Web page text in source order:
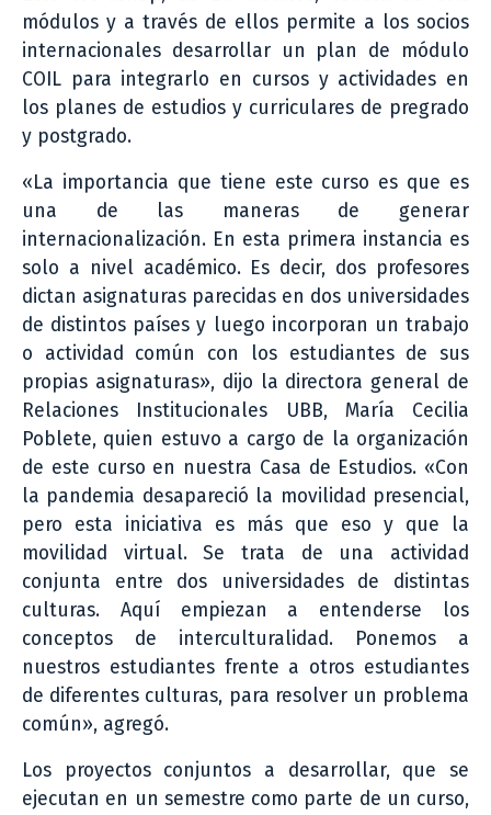
módulos y a través de ellos permite a los socios
internacionales desarrollar un plan de módulo
COIL para integrarlo en cursos y actividades en
los planes de estudios y curriculares de pregrado
y postgrado.
«La importancia que tiene este curso es que es
una de las maneras de generar
internacionalización. En esta primera instancia es
solo a nivel académico. Es decir, dos profesores
dictan asignaturas parecidas en dos universidades
de distintos países y luego incorporan un trabajo
o actividad común con los estudiantes de sus
propias asignaturas», dijo la directora general de
Relaciones Institucionales UBB, María Cecilia
Poblete, quien estuvo a cargo de la organización
de este curso en nuestra Casa de Estudios. «Con
la pandemia desapareció la movilidad presencial,
pero esta iniciativa es más que eso y que la
movilidad virtual. Se trata de una actividad
conjunta entre dos universidades de distintas
culturas. Aquí empiezan a entenderse los
conceptos de interculturalidad. Ponemos a
nuestros estudiantes frente a otros estudiantes
de diferentes culturas, para resolver un problema
común», agregó.
Los proyectos conjuntos a desarrollar, que se
ejecutan en un semestre como parte de un curso,